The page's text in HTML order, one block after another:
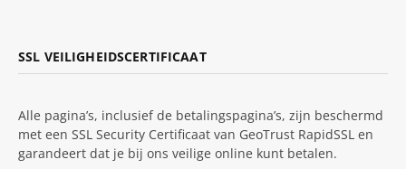
SSL VEILIGHEIDSCERTIFICAAT
Alle pagina’s, inclusief de betalingspagina’s, zijn beschermd
met een SSL Security Certificaat van GeoTrust RapidSSL en
garandeert dat je bij ons veilige online kunt betalen.